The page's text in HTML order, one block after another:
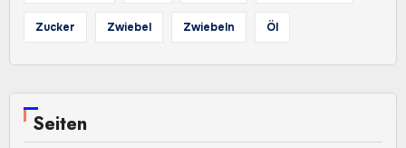
Zucker Zwiebel Zwiebeln Öl
Seiten